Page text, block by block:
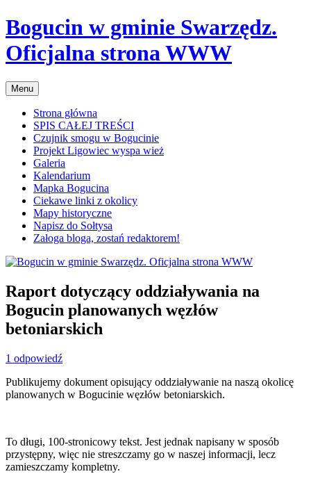
Przejdź
do
treści
Bogucin w gminie Swarzędz.
Oficjalna strona WWW
Menu
Strona główna
SPIS CAŁEJ TREŚCI
Czujnik smogu w Bogucinie
Projekt Ligowiec wyspa wież
Galeria
Kalendarium
Mapka Bogucina
Ciekawe linki z okolicy
Mapy historyczne
Napisz do Sołtysa
Załoga bloga, zostań redaktorem!
Raport dotyczący oddziaływania na
Bogucin planowanych węzłów
betoniarskich
1 odpowiedź
Publikujemy dokument opisujący oddziaływanie na naszą okolicę
planowanych w Bogucinie węzłów betoniarskich.
To długi, 100-stronicowy tekst. Jest jednak napisany w sposób
przystępny, więc nie streszczamy go w naszej informacji, lecz
zamieszczamy kompletny.